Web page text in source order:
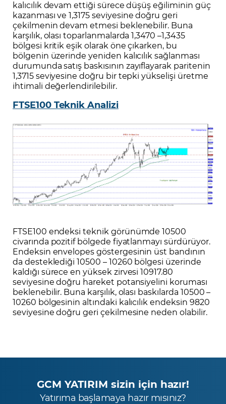
kalıcılık devam ettiği sürece düşüş eğiliminin güç
kazanması ve 1,3175 seviyesine doğru geri
çekilmenin devam etmesi beklenebilir. Buna
karşılık, olası toparlanmalarda 1,3470 –1,3435
bölgesi kritik eşik olarak öne çıkarken, bu
bölgenin üzerinde yeniden kalıcılık sağlanması
durumunda satış baskısının zayıflayarak paritenin
1,3715 seviyesine doğru bir tepki yükselişi üretme
ihtimali değerlendirilebilir.
FTSE100 Teknik Analizi
FTSE100 endeksi teknik görünümde 10500
civarında pozitif bölgede fiyatlanmayı sürdürüyor.
Endeksin envelopes göstergesinin üst bandının
da desteklediği 10500 – 10260 bölgesi üzerinde
kaldığı sürece en yüksek zirvesi 10917.80
seviyesine doğru hareket potansiyelini koruması
beklenebilir. Buna karşılık, olası baskılarda 10500 –
10260 bölgesinin altındaki kalıcılık endeksin 9820
seviyesine doğru geri çekilmesine neden olabilir.
GCM YATIRIM sizin için hazır!
Yatırıma başlamaya hazır mısınız?